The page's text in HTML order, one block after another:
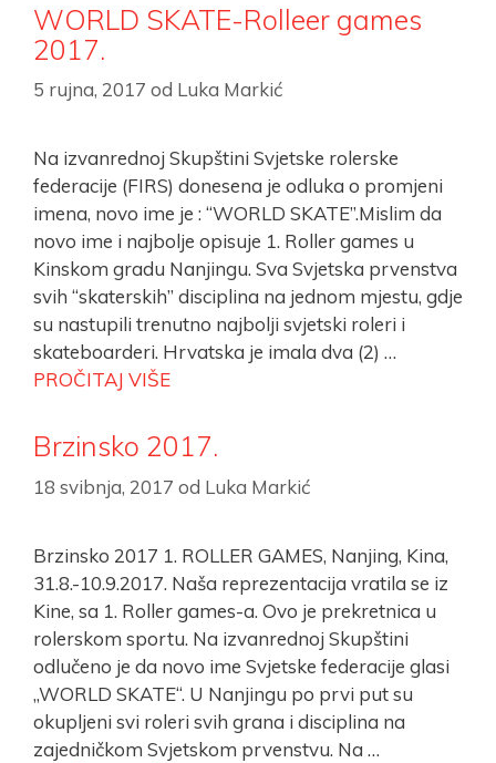
WORLD SKATE-Rolleer games
2017.
5 rujna, 2017 od Luka Markić
Na izvanrednoj Skupštini Svjetske rolerske
federacije (FIRS) donesena je odluka o promjeni
imena, novo ime je : “WORLD SKATE”.Mislim da
novo ime i najbolje opisuje 1. Roller games u
Kinskom gradu Nanjingu. Sva Svjetska prvenstva
svih “skaterskih” disciplina na jednom mjestu, gdje
su nastupili trenutno najbolji svjetski roleri i
skateboarderi. Hrvatska je imala dva (2) …
PROČITAJ VIŠE
Brzinsko 2017.
18 svibnja, 2017 od Luka Markić
Brzinsko 2017 1. ROLLER GAMES, Nanjing, Kina,
31.8.-10.9.2017. Naša reprezentacija vratila se iz
Kine, sa 1. Roller games-a. Ovo je prekretnica u
rolerskom sportu. Na izvanrednoj Skupštini
odlučeno je da novo ime Svjetske federacije glasi
„WORLD SKATE“. U Nanjingu po prvi put su
okupljeni svi roleri svih grana i disciplina na
zajedničkom Svjetskom prvenstvu. Na …